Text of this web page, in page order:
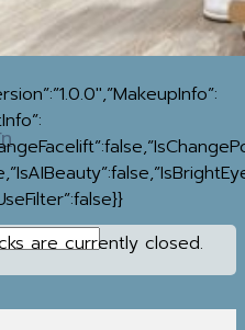
are currently closed.